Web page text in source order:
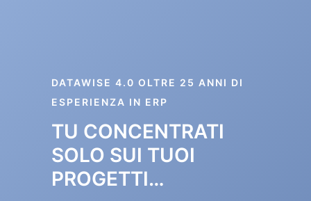
DATAWISE 4.0 OLTRE 25 ANNI DI
ESPERIENZA IN ERP
TU CONCENTRATI
SOLO SUI TUOI
PROGETTI…